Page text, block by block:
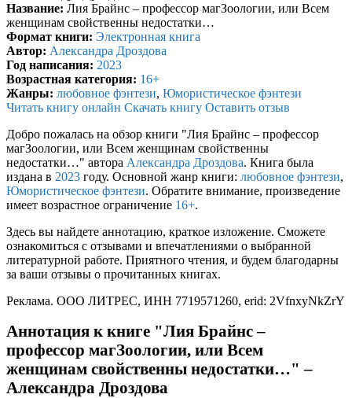
Название: Лия Брайнс – профессор магЗоологии, или Всем
женщинам свойственны недостатки…
Формат книги: Электронная книга
Автор: Александра Дроздова
Год написания: 2023
Возрастная категория: 16+
Жанры: любовное фэнтези, Юмористическое фэнтези
Читать книгу онлайн Скачать книгу Оставить отзыв
Добро пожалась на обзор книги "Лия Брайнс – профессор
магЗоологии, или Всем женщинам свойственны
недостатки…" автора Александра Дроздова. Книга была
издана в 2023 году. Основной жанр книги: любовное фэнтези,
Юмористическое фэнтези. Обратите внимание, произведение
имеет возрастное ограничение 16+.
Здесь вы найдете аннотацию, краткое изложение. Сможете
ознакомиться с отзывами и впечатлениями о выбранной
литературной работе. Приятного чтения, и будем благодарны
за ваши отзывы о прочитанных книгах.
Реклама. ООО ЛИТРЕС, ИНН 7719571260, erid: 2VfnxyNkZrY
Аннотация к книге "Лия Брайнс –
профессор магЗоологии, или Всем
женщинам свойственны недостатки…" –
Александра Дроздова